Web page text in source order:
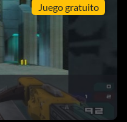
Juego gratuito